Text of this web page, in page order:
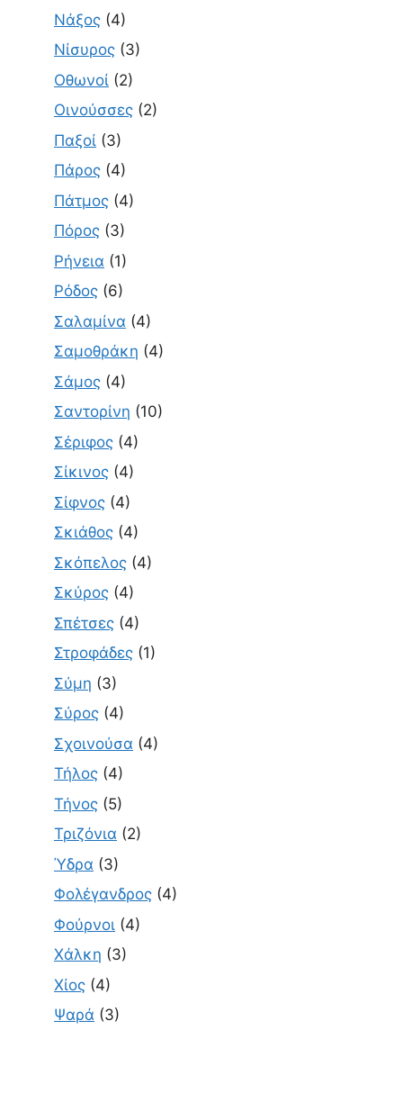
Νάξος (4)
Νίσυρος (3)
Οθωνοί (2)
Οινούσσες (2)
Παξοί (3)
Πάρος (4)
Πάτμος (4)
Πόρος (3)
Ρήνεια (1)
Ρόδος (6)
Σαλαμίνα (4)
Σαμοθράκη (4)
Σάμος (4)
Σαντορίνη (10)
Σέριφος (4)
Σίκινος (4)
Σίφνος (4)
Σκιάθος (4)
Σκόπελος (4)
Σκύρος (4)
Σπέτσες (4)
Στροφάδες (1)
Σύμη (3)
Σύρος (4)
Σχοινούσα (4)
Τήλος (4)
Τήνος (5)
Τριζόνια (2)
Ύδρα (3)
Φολέγανδρος (4)
Φούρνοι (4)
Χάλκη (3)
Χίος (4)
Ψαρά (3)